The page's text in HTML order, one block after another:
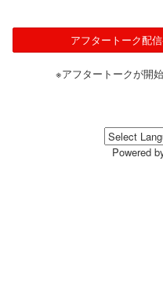
アフタートーク配
※アフタートークが開
Powered